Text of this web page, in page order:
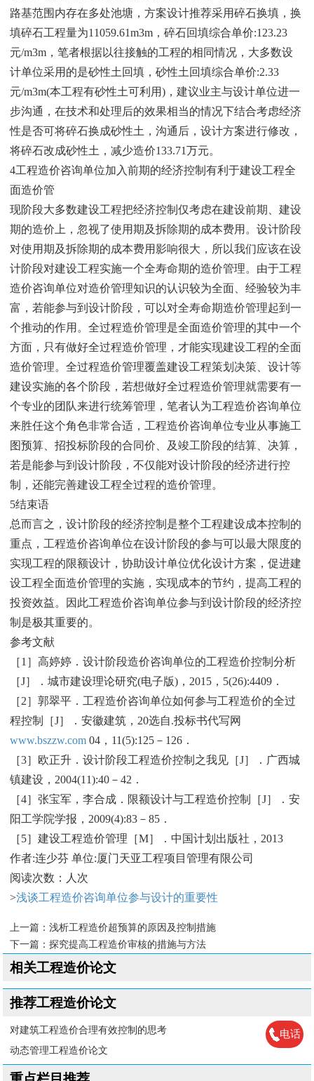
路基范围内存在多处池塘，方案设计推荐采用碎石换填，换
填碎石工程量为11059.61m3m，碎石回填综合单价:123.23
元/m3m，笔者根据以往接触的工程的相同情况，大多数设
计单位采用的是砂性土回填，砂性土回填综合单价:2.33
元/m3m(本工程有砂性土可利用)，建议业主与设计单位进一
步沟通，在技术和处理后的效果相当的情况下结合考虑经济
性是否可将碎石换成砂性土，沟通后，设计方案进行修改，
将碎石改成砂性土，减少造价133.71万元。
4工程造价咨询单位加入前期的经济控制有利于建设工程全
面造价管
现阶段大多数建设工程把经济控制仅考虑在建设前期、建设
期的造价上，忽视了使用期及拆除期的成本费用。设计阶段
对使用期及拆除期的成本费用影响很大，所以我们应该在设
计阶段对建设工程实施一个全寿命期的造价管理。由于工程
造价咨询单位对造价管理知识的认识较为全面、经验较为丰
富，若能参与到设计阶段，可以对全寿命期造价管理起到一
个推动的作用。全过程造价管理是全面造价管理的其中一个
方面，只有做好全过程造价管理，才能实现建设工程的全面
造价管理。全过程造价管理覆盖建设工程策划决策、设计等
建设实施的各个阶段，若想做好全过程造价管理就需要有一
个专业的团队来进行统筹管理，笔者认为工程造价咨询单位
来胜任这个角色非常合适，工程造价咨询单位专业从事施工
图预算、招投标阶段的合同价、及竣工阶段的结算、决算，
若是能参与到设计阶段，不仅能对设计阶段的经济进行控
制，还能完善建设工程全过程的造价管理。
5结束语
总而言之，设计阶段的经济控制是整个工程建设成本控制的
重点，工程造价咨询单位在设计阶段的参与可以最大限度的
实现工程的限额设计，协助设计单位优化设计方案，促进建
设工程全面造价管理的实施，实现成本的节约，提高工程的
投资效益。因此工程造价咨询单位参与到设计阶段的经济控
制是极其重要的。
参考文献
［1］高婷婷．设计阶段造价咨询单位的工程造价控制分析
［J］．城市建设理论研究(电子版)，2015，5(26):4409．
［2］郭翠平．工程造价咨询单位如何参与工程造价的全过
程控制［J］．安徽建筑，20选自.投标书代写网
www.bszzw.com 04，11(5):125－126．
［3］欧正升．设计阶段工程造价控制之我见［J］．广西城
镇建设，2004(11):40－42．
［4］张宝军，李合成．限额设计与工程造价控制［J］．安
阳工学院学报，2009(4):83－85．
［5］建设工程造价管理［M］．中国计划出版社，2013
作者:连少芬 单位:厦门天亚工程项目管理有限公司
阅读次数：人次
>浅谈工程造价咨询单位参与设计的重要性
上一篇：浅析工程造价超预算的原因及控制措施
下一篇：探究提高工程造价审核的措施与方法
相关工程造价论文
推荐工程造价论文
对建筑工程造价合理有效控制的思考
动态管理工程造价论文
电话